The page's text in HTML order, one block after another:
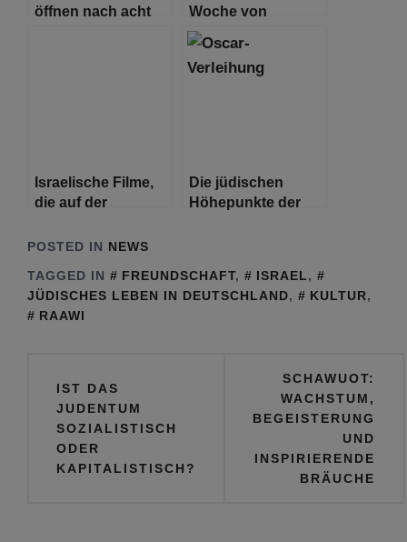
öffnen nach acht
Woche von
Hamburg nach Tel
Aviv und zurück
Israelische Filme,
die auf der
schlugen
Die jüdischen
Höhepunkte der
POSTED IN NEWS
TAGGED IN
FREUNDSCHAFT, ISRAEL,
JÜDISCHES LEBEN IN DEUTSCHLAND, KULTUR,
RAAWI
IST DAS
JUDENTUM
SOZIALISTISCH
ODER
KAPITALISTISCH?
SCHAWUOT:
WACHSTUM,
BEGEISTERUNG
UND
INSPIRIERENDE
BRÄUCHE